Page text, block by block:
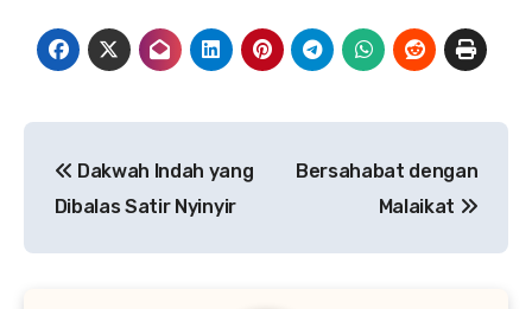
pos
Dakwah Indah yang
Dibalas Satir Nyinyir
Bersahabat dengan
Malaikat